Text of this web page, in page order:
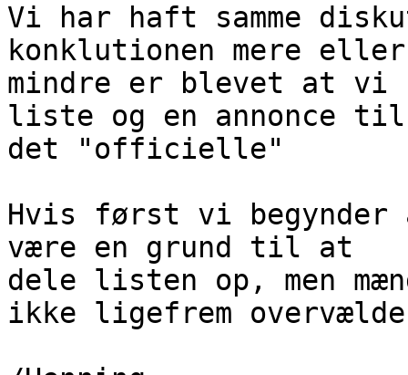
Vi har haft samme
konklutionen mere
mindre er blevet at vi
liste og en annonce
det "officielle"
Hvis først vi begynder
være en grund til at
dele listen op, men
ikke ligefrem